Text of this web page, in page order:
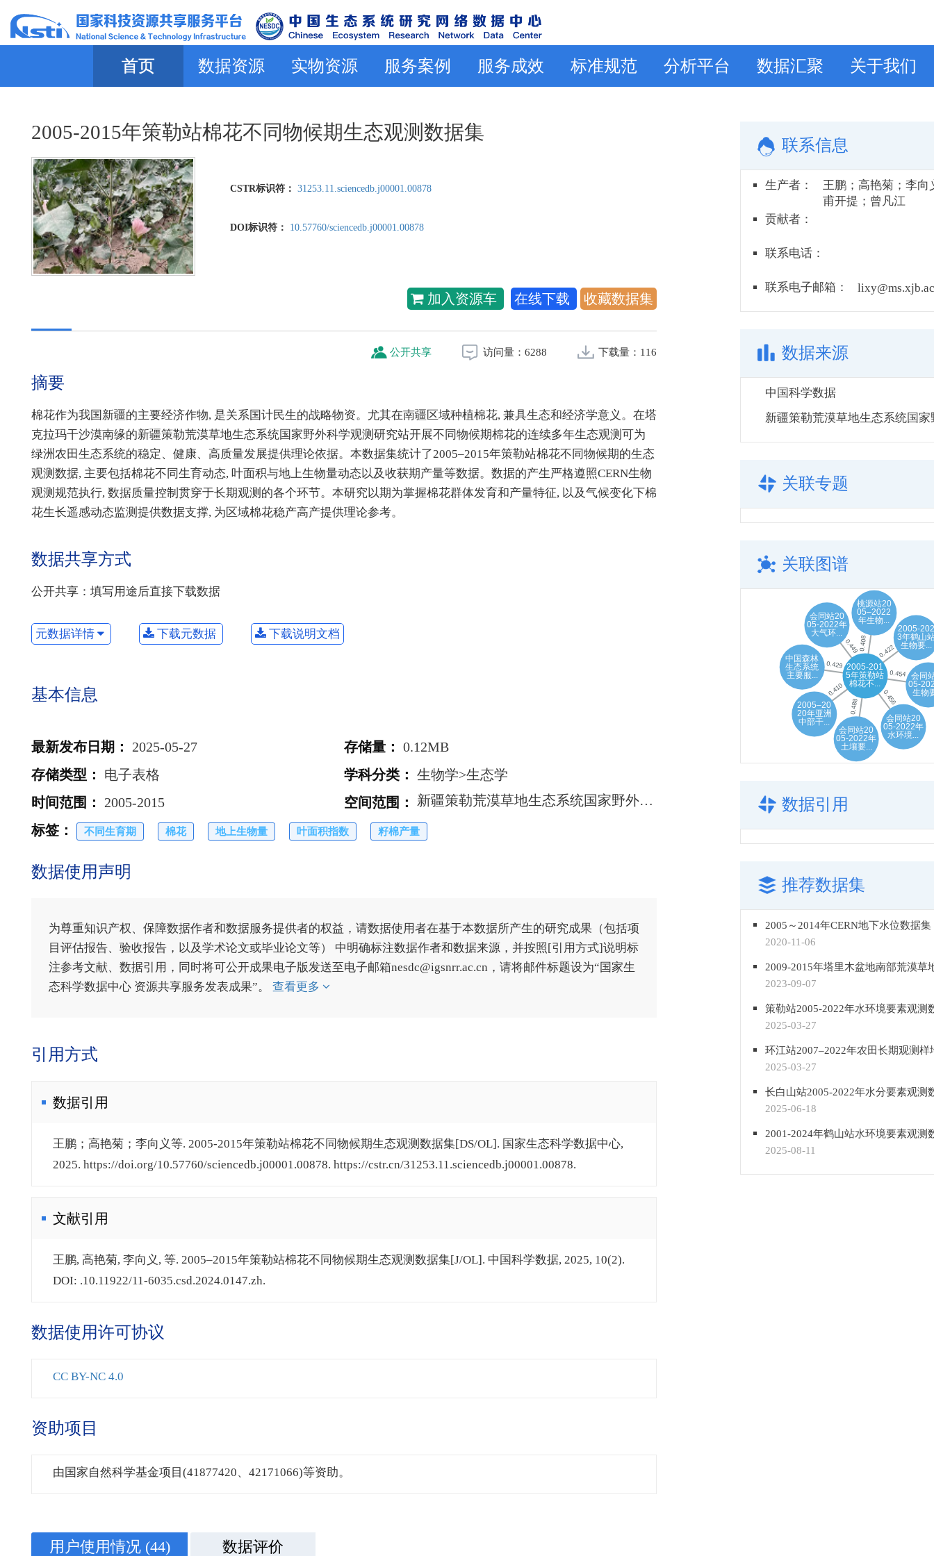
首页 数据资源 实物资源 服务案例 服务成效 标准规范 分析平台 数据汇聚 关于我们
2005-2015年策勒站棉花不同物候期生态观测数据集
CSTR标识符： 31253.11.sciencedb.j00001.00878
DOI标识符： 10.57760/sciencedb.j00001.00878
加入资源车 在线下载 收藏数据集
公开共享 访问量： 6288 下载量： 116
摘要
棉花作为我国新疆的主要经济作物, 是关系国计民生的战略物资。尤其在南疆区域种植棉花, 兼具生态和经济学意义。在塔
克拉玛干沙漠南缘的新疆策勒荒漠草地生态系统国家野外科学观测研究站开展不同物候期棉花的连续多年生态观测可为
绿洲农田生态系统的稳定、健康、高质量发展提供理论依据。本数据集统计了2005–2015年策勒站棉花不同物候期的生态
观测数据, 主要包括棉花不同生育动态, 叶面积与地上生物量动态以及收获期产量等数据。数据的产生严格遵照CERN生物
观测规范执行, 数据质量控制贯穿于长期观测的各个环节。本研究以期为掌握棉花群体发育和产量特征, 以及气候变化下棉
花生长遥感动态监测提供数据支撑, 为区域棉花稳产高产提供理论参考。
数据共享方式
公开共享：填写用途后直接下载数据
元数据详情 下载元数据 下载说明文档
基本信息
最新发布日期 ： 2025-05-27 存储量 ： 0.12MB
存储类型 ： 电子表格 学科分类 ： 生物学>生态学
时间范围 ： 2005-2015 空间范围 ：
新疆策勒荒漠草地生态系统国家野外科学观测研究站
标签 ： 不同生育期 棉花 地上生物量 叶面积指数 籽棉产量
数据使用声明
为尊重知识产权、保障数据作者和数据服务提供者的权益，请数据使用者在基于本数据所产生的研究成果（包括项
目评估报告、验收报告，以及学术论文或毕业论文等） 中明确标注数据作者和数据来源，并按照[引用方式]说明标
注参考文献、数据引用，同时将可公开成果电子版发送至电子邮箱nesdc@igsnrr.ac.cn，请将邮件标题设为“国家生
态科学数据中心 资源共享服务发表成果”。 查看更多
引用方式
数据引用
王鹏；高艳菊；李向义等. 2005-2015年策勒站棉花不同物候期生态观测数据集[DS/OL]. 国家生态科学数据中心,
2025. https://doi.org/10.57760/sciencedb.j00001.00878. https://cstr.cn/31253.11.sciencedb.j00001.00878.
文献引用
王鹏, 高艳菊, 李向义, 等. 2005–2015年策勒站棉花不同物候期生态观测数据集[J/OL]. 中国科学数据, 2025, 10(2).
DOI: .10.11922/11-6035.csd.2024.0147.zh.
数据使用许可协议
CC BY-NC 4.0
资助项目
由国家自然科学基金项目(41877420、42171066)等资助。
用户使用情况 (44) 数据评价
联系信息
生产者 ：
王鹏；高艳菊；李向
甫开提；曾凡江
贡献者 ：
联系电话 ：
联系电子邮箱 ：
数据来源
中国科学数据
关联专题
关联图谱
数据引用
推荐数据集
2005～2014年CERN地下水位数据集
2020-11-06
2023-09-07
策勒站2005-2022年水环境要素观测
2025-03-27
2025-03-27
长白山站2005-2022年水分要素观测
2025-06-18
2001-2024年鹤山站水环境要素观测
2025-08-11